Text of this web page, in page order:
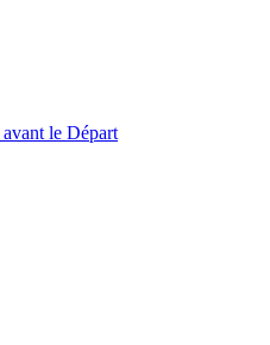
le Départ